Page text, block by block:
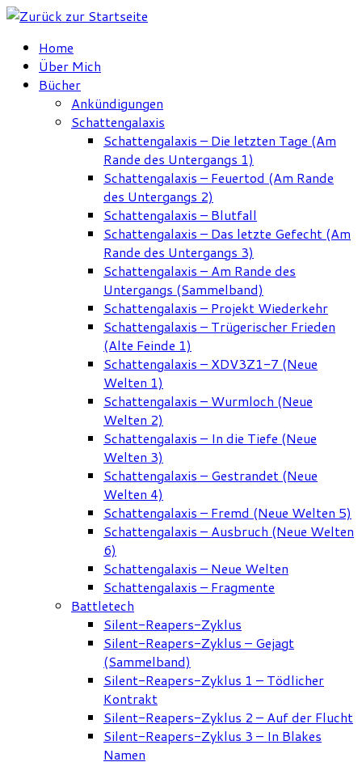
Zum
springenHome
Über Mich
Bücher
Ankündigungen
Schattengalaxis
Schattengalaxis – Die letzten Tage (Am
Rande des Untergangs 1)
Schattengalaxis – Feuertod (Am Rande
des Untergangs 2)
Schattengalaxis – Blutfall
Schattengalaxis – Das letzte Gefecht (Am
Rande des Untergangs 3)
Schattengalaxis – Am Rande des
Untergangs (Sammelband)
Schattengalaxis – Projekt Wiederkehr
Schattengalaxis – Trügerischer Frieden
(Alte Feinde 1)
Schattengalaxis – XDV3Z1-7 (Neue
Welten 1)
Schattengalaxis – Wurmloch (Neue
Welten 2)
Schattengalaxis – In die Tiefe (Neue
Welten 3)
Schattengalaxis – Gestrandet (Neue
Welten 4)
Schattengalaxis – Fremd (Neue Welten 5)
Schattengalaxis – Ausbruch (Neue Welten
6)
Schattengalaxis – Neue Welten
Schattengalaxis – Fragmente
Battletech
Silent-Reapers-Zyklus
Silent-Reapers-Zyklus – Gejagt
(Sammelband)
Silent-Reapers-Zyklus 1 – Tödlicher
Kontrakt
Silent-Reapers-Zyklus 2 – Auf der Flucht
Silent-Reapers-Zyklus 3 – In Blakes
Namen